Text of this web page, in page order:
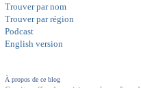
Trouver par nom
Trouver par région
Podcast
English version
À propos de ce blog